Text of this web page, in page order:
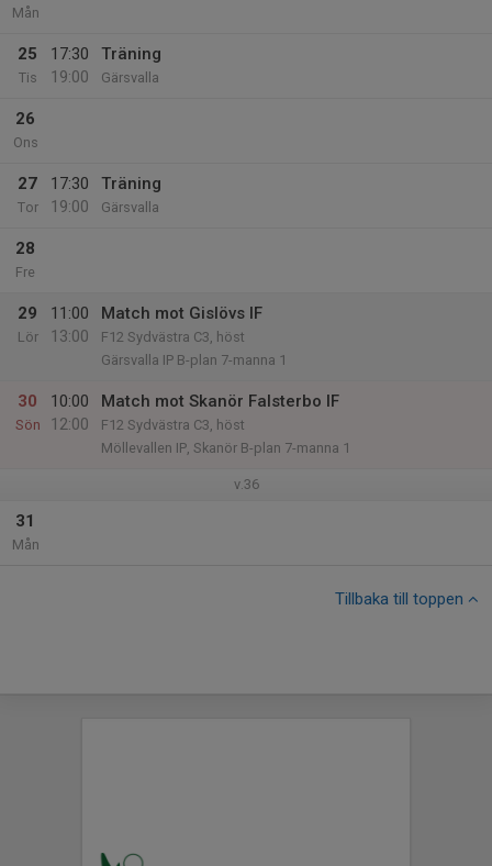
Mån
25
Tis
17:30
19:00
Träning
Gärsvalla
26
Ons
27
Tor
17:30
19:00
Träning
Gärsvalla
28
Fre
29
Lör
11:00
13:00
Match mot Gislövs IF
F12 Sydvästra C3, höst
Gärsvalla IP B-plan 7-manna 1
30
Sön
10:00
12:00
Match mot Skanör Falsterbo IF
F12 Sydvästra C3, höst
Möllevallen IP, Skanör B-plan 7-manna 1
v.36
31
Mån
Tillbaka till toppen